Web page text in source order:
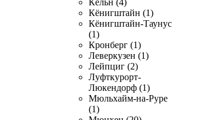
Кёльн (4)
Кёнигштайн (1)
Кёнигштайн-Таунус
(1)
Кронберг (1)
Леверкузен (1)
Лейпциг (2)
Луфткурорт-
Люкендорф (1)
Мюльхайм-на-Руре
(1)